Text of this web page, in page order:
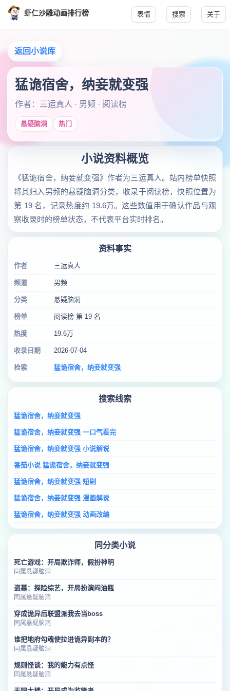
虾仁沙雕动画排行榜 表情 搜索 关于
返回小说库
猛诡宿舍，纳妾就变强
作者：三运真人 · 男频 · 阅读榜
悬疑脑洞 热门
小说资料概览
《猛诡宿舍，纳妾就变强》作者为三运真人。站内榜单快照
将其归入男频的悬疑脑洞分类，收录于阅读榜，快照位置为
第 19 名，记录热度约 19.6万。这些数值用于确认作品与观
察收录时的榜单状态，不代表平台实时排名。
资料事实
作者 三运真人
频道 男频
分类 悬疑脑洞
榜单 阅读榜 第 19 名
热度 19.6万
收录日期 2026-07-04
检索 猛诡宿舍，纳妾就变强
搜索线索
猛诡宿舍，纳妾就变强
猛诡宿舍，纳妾就变强 一口气看完
猛诡宿舍，纳妾就变强 小说解说
番茄小说 猛诡宿舍，纳妾就变强
猛诡宿舍，纳妾就变强 短剧
猛诡宿舍，纳妾就变强 漫画解说
猛诡宿舍，纳妾就变强 动画改编
同分类小说
死亡游戏：开局欺诈师，假扮神明
同属悬疑脑洞
盗墓：探险综艺，开局扮演闷油瓶
同属悬疑脑洞
穿成诡异后联盟派我去当boss
同属悬疑脑洞
谁把地府勾魂使拉进诡异副本的？
同属悬疑脑洞
规则怪谈：我的能力有点怪
同属悬疑脑洞